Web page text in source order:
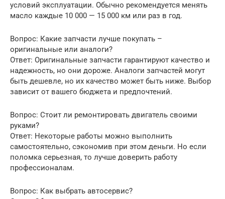
условий эксплуатации. Обычно рекомендуется менять
масло каждые 10 000 — 15 000 км или раз в год.
Вопрос: Какие запчасти лучше покупать –
оригинальные или аналоги?
Ответ: Оригинальные запчасти гарантируют качество и
надежность, но они дороже. Аналоги запчастей могут
быть дешевле, но их качество может быть ниже. Выбор
зависит от вашего бюджета и предпочтений.
Вопрос: Стоит ли ремонтировать двигатель своими
руками?
Ответ: Некоторые работы можно выполнить
самостоятельно, сэкономив при этом деньги. Но если
поломка серьезная, то лучше доверить работу
профессионалам.
Вопрос: Как выбрать автосервис?